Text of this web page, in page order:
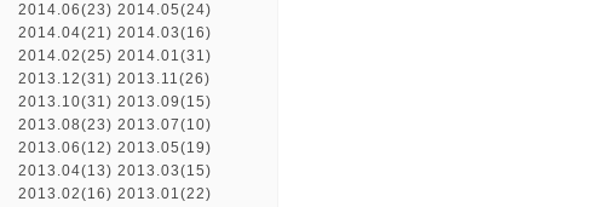
2014.06(23) 2014.05(24)
2014.04(21) 2014.03(16)
2014.02(25) 2014.01(31)
2013.12(31) 2013.11(26)
2013.10(31) 2013.09(15)
2013.08(23) 2013.07(10)
2013.06(12) 2013.05(19)
2013.04(13) 2013.03(15)
2013.02(16) 2013.01(22)